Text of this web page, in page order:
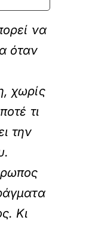
να
όταν
χωρίς
τι
την
Κι